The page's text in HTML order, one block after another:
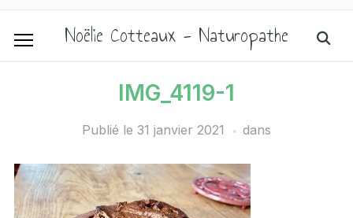
Noëlie Cotteaux - Naturopathe
IMG_4119-1
Publié le 31 janvier 2021 dans